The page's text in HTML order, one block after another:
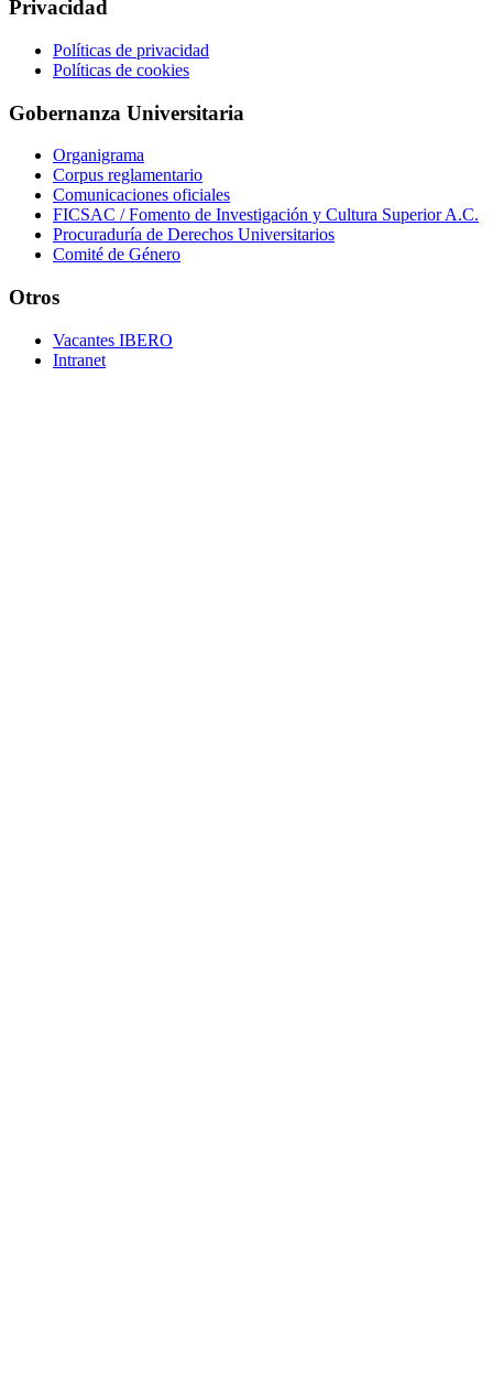
Privacidad
Políticas de privacidad
Políticas de cookies
Gobernanza Universitaria
Organigrama
Corpus reglamentario
Comunicaciones oficiales
FICSAC / Fomento de Investigación y Cultura Superior A.C.
Procuraduría de Derechos Universitarios
Comité de Género
Otros
Vacantes IBERO
Intranet